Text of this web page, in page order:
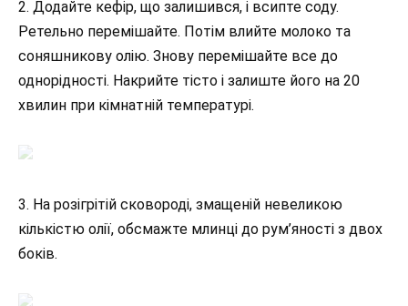
2. Додайте кефір, що залишився, і всипте соду.
Ретельно перемішайте. Потім влийте молоко та
соняшникову олію. Знову перемішайте все до
однорідності. Накрийте тісто і залиште його на 20
хвилин при кімнатній температурі.
3. На розігрітій сковороді, змащеній невеликою
кількістю олії, обсмажте млинці до рум’яності з двох
боків.